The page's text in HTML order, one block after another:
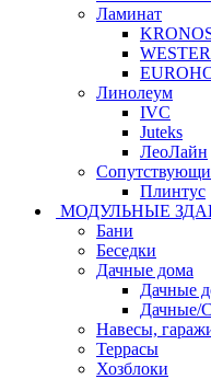
Ламинат
Линолеум
IVC
Juteks
ЛеоЛайн
Плинтус
МОДУЛЬНЫЕ
Бани
Беседки
Дачные дома
Дачные
Дачные/
Навесы,
Террасы
Хозблоки